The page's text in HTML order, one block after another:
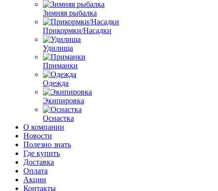
Зимняя рыбалка
Прикормки/Насадки
Удилища
Приманки
Одежда
Экипировка
Оснастка
О компании
Новости
Полезно знать
Где купить
Доставка
Оплата
Акции
Контакты